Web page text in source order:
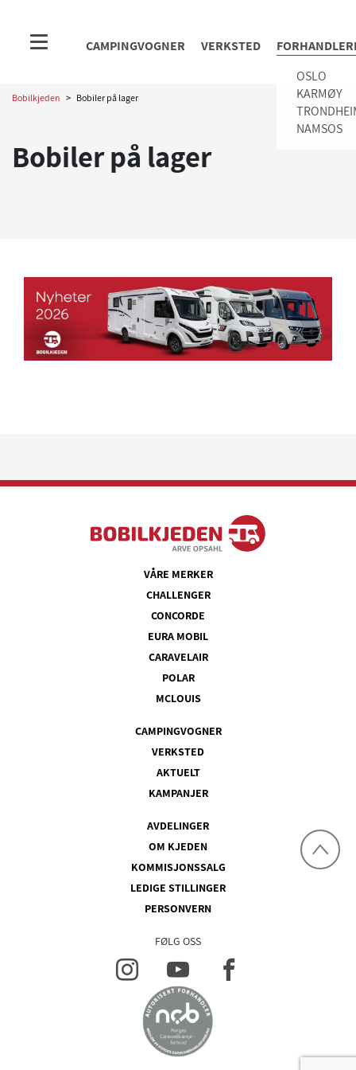
CAMPINGVOGNER VERKSTED
OSLO
KARMØY
NAMSOS
Bobilkjeden > Bobiler på lager
Bobiler på lager
VÅRE MERKER
CHALLENGER
CONCORDE
EURA MOBIL
CARAVELAIR
POLAR
MCLOUIS
CAMPINGVOGNER
VERKSTED
AKTUELT
KAMPANJER
AVDELINGER
OM KJEDEN
KOMMISJONSSALG
LEDIGE STILLINGER
PERSONVERN
FØLG OSS